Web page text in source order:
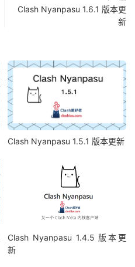
Clash Nyanpasu 1.6.1 版本更
新
Clash Nyanpasu 1.5.1 版本更新
Clash Nyanpasu 1.4.5 版本更
新